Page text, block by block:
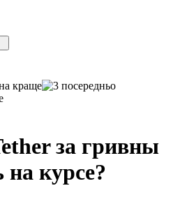
за гривны
на курсе?